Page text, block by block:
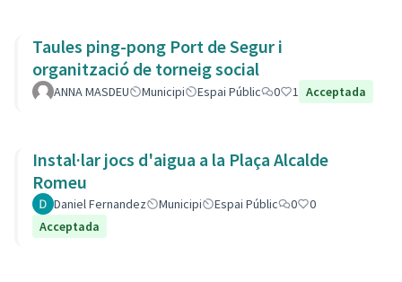
Taules ping-pong Port de Segur i
organització de torneig social
ANNA MASDEU Municipi Espai Públic 0 1 Acceptada
Instal·lar jocs d'aigua a la Plaça Alcalde
Romeu
Daniel Fernandez Municipi Espai Públic 0
0
Acceptada